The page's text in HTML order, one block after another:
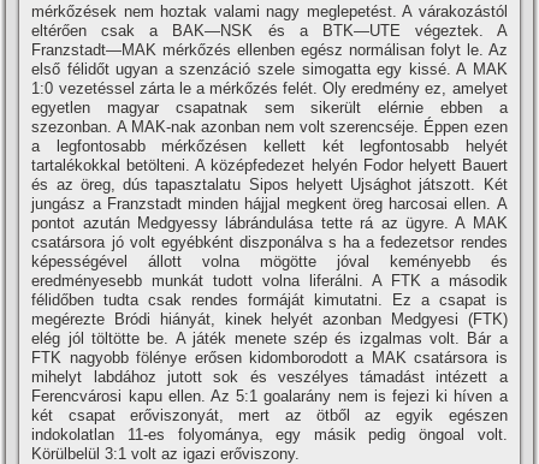
mérkőzések nem hoztak valami nagy meglepetést. A várakozástól
eltérően csak a BAK—NSK és a BTK—UTE végeztek. A
Franzstadt—MAK mérkőzés ellenben egész normálisan folyt le. Az
első félidőt ugyan a szenzáció szele simogatta egy kissé. A MAK
1:0 vezetéssel zárta le a mérkőzés felét. Oly eredmény ez, amelyet
egyetlen magyar csapatnak sem sikerült elérnie ebben a
szezonban. A MAK-nak azonban nem volt szerencséje. Éppen ezen
a legfontosabb mérkőzésen kellett két legfontosabb helyét
tartalékokkal betölteni. A középfedezet helyén Fodor helyett Bauert
és az öreg, dús tapasztalatu Sipos helyett Ujsághot játszott. Két
jungász a Franzstadt minden hájjal megkent öreg harcosai ellen. A
pontot azután Medgyessy lábrándulása tette rá az ügyre. A MAK
csatársora jó volt egyébként diszponálva s ha a fedezetsor rendes
képességével állott volna mögötte jóval keményebb és
eredményesebb munkát tudott volna liferálni. A FTK a második
félidőben tudta csak rendes formáját kimutatni. Ez a csapat is
megérezte Bródi hiányát, kinek helyét azonban Medgyesi (FTK)
elég jól töltötte be. A játék menete szép és izgalmas volt. Bár a
FTK nagyobb fölénye erősen kidomborodott a MAK csatársora is
mihelyt labdához jutott sok és veszélyes támadást intézett a
Ferencvárosi kapu ellen. Az 5:1 goalarány nem is fejezi ki hí­ven a
két csapat erőviszonyát, mert az ötből az egyik egészen
indokolatlan 11-es folyománya, egy másik pedig öngoal volt.
Körülbelül 3:1 volt az igazi erőviszony.